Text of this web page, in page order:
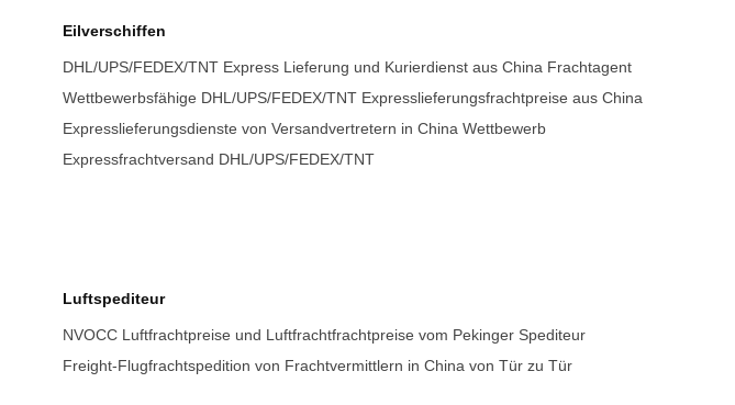
Eilverschiffen
DHL/UPS/FEDEX/TNT Express Lieferung und Kurierdienst aus China Frachtagent
Wettbewerbsfähige DHL/UPS/FEDEX/TNT Expresslieferungsfrachtpreise aus China
Expresslieferungsdienste von Versandvertretern in China Wettbewerb
Expressfrachtversand DHL/UPS/FEDEX/TNT
Luftspediteur
NVOCC Luftfrachtpreise und Luftfrachtfrachtpreise vom Pekinger Spediteur
Freight-Flugfrachtspedition von Frachtvermittlern in China von Tür zu Tür